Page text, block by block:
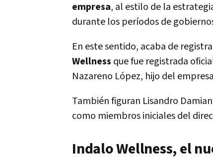
empresa, al estilo de la
durante los períodos de
En este sentido, acaba de
Wellness que fue registrada
Nazareno López, hijo del
También figuran Lisandro
como miembros iniciales del
Indalo Wellness, el